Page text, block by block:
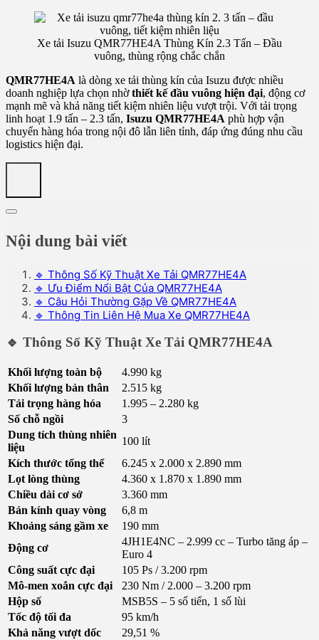
Xe tải Isuzu QMR77HE4A Thùng Kín 2.3 Tấn – Đầu
vuông, thùng rộng chắc chắn
QMR77HE4A là dòng xe tải thùng kín của Isuzu được nhiều
doanh nghiệp lựa chọn nhờthiết kế đầu vuông hiện đại, động cơ
mạnh mẽ và khả năng tiết kiệm nhiên liệu vượt trội. Với tải trọng
linh hoạt 1.9 tấn – 2.3 tấn, Isuzu QMR77HE4A phù hợp vận
chuyển hàng hóa trong nội đô lẫn liên tỉnh, đáp ứng đúng nhu cầu
logistics hiện đại.
Nội dung bài viết
🔹 Thông Số Kỹ Thuật Xe Tải QMR77HE4A
🔹 Ưu Điểm Nổi Bật Của QMR77HE4A
🔹 Câu Hỏi Thường Gặp Về QMR77HE4A
🔹 Thông Tin Liên Hệ Mua Xe QMR77HE4A
🔹 Thông Số Kỹ Thuật Xe Tải QMR77HE4A
Khối lượng toàn bộ
4.990 kg
Khối lượng bản thân
2.515 kg
Tải trọng hàng hóa
1.995 – 2.280 kg
Số chỗ ngồi
3
Dung tích thùng nhiên
liệu
100 lít
Kích thước tổng thể
6.245 x 2.000 x 2.890 mm
Lọt lòng thùng
4.360 x 1.870 x 1.890 mm
Chiều dài cơ sở
3.360 mm
Bán kính quay vòng
6,8 m
Khoảng sáng gầm xe
190 mm
Động cơ
4JH1E4NC – 2.999 cc – Turbo tăng áp –
Euro 4
Công suất cực đại
105 Ps / 3.200 rpm
Mô-men xoắn cực đại
230 Nm / 2.000 – 3.200 rpm
Hộp số
MSB5S – 5 số tiến, 1 số lùi
Tốc độ tối đa
95 km/h
Khả năng vượt dốc
29,51 %